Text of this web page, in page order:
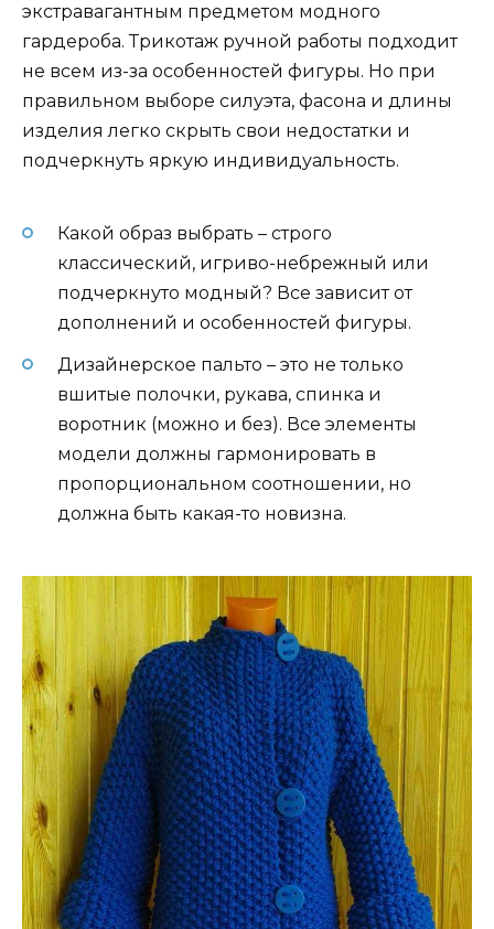
экстравагантным предметом модного
гардероба. Трикотаж ручной работы подходит
не всем из-за особенностей фигуры. Но при
правильном выборе силуэта, фасона и длины
изделия легко скрыть свои недостатки и
подчеркнуть яркую индивидуальность.
Какой образ выбрать – строго
классический, игриво-небрежный или
подчеркнуто модный? Все зависит от
дополнений и особенностей фигуры.
Дизайнерское пальто – это не только
вшитые полочки, рукава, спинка и
воротник (можно и без). Все элементы
модели должны гармонировать в
пропорциональном соотношении, но
должна быть какая-то новизна.